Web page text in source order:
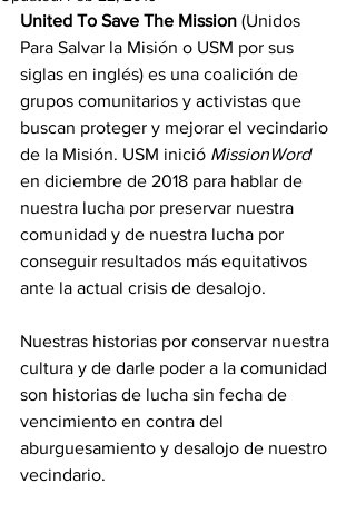
United To Save The Mission (Unidos
Para Salvar la Misión o USM por sus
siglas en inglés) es una coalición de
grupos comunitarios y activistas que
buscan proteger y mejorar el vecindario
de la Misión. USM inició MissionWord
en diciembre de 2018 para hablar de
nuestra lucha por preservar nuestra
comunidad y de nuestra lucha por
conseguir resultados más equitativos
ante la actual crisis de desalojo.
Nuestras historias por conservar nuestra
cultura y de darle poder a la comunidad
son historias de lucha sin fecha de
vencimiento en contra del
aburguesamiento y desalojo de nuestro
vecindario.